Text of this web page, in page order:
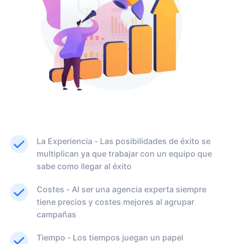
La Experiencia - Las posibilidades de éxito se
multiplican ya que trabajar con un equipo que
sabe como llegar al éxito
Costes - Al ser una agencia experta siempre
tiene precios y costes mejores al agrupar
campañas
Tiempo - Los tiempos juegan un papel